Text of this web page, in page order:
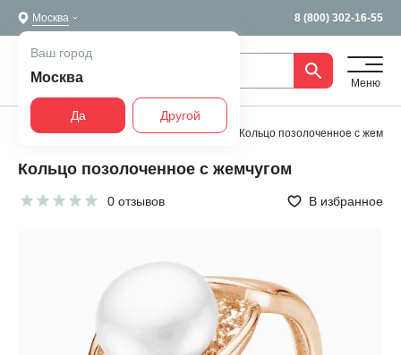
Москва 8 (800) 302-16-55
Ваш город
Москва
Да Другой
Меню
Главная Все украшения Кольца Кольцо позолоченное с
Кольцо позолоченное с жемчугом
0 отзывов В избранное